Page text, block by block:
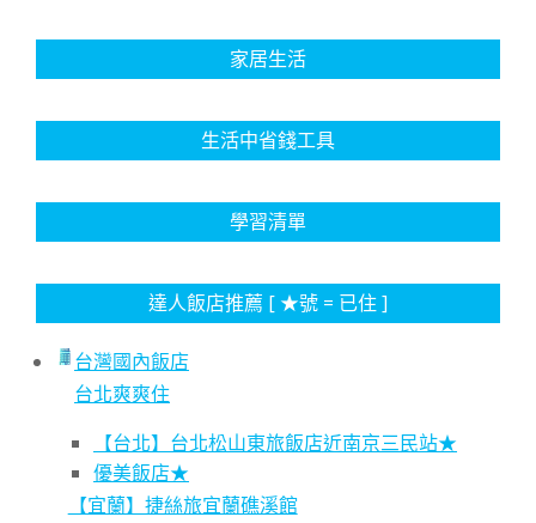
家居生活
生活中省錢工具
學習清單
達人飯店推薦 [ ★號 = 已住 ]
台灣國內飯店
台北爽爽住
【台北】台北松山東旅飯店近南京三民站★
優美飯店★
【宜蘭】捷絲旅宜蘭礁溪館